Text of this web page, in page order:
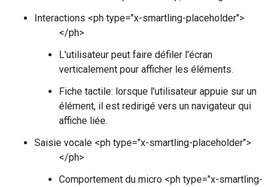
Interactions <ph type="x-smartling-placeholder">
</ph>
L'utilisateur peut faire défiler l'écran
verticalement pour afficher les éléments.
Fiche tactile: lorsque l'utilisateur appuie sur un
élément, il est redirigé vers un navigateur qui
affiche liée.
Saisie vocale <ph type="x-smartling-placeholder">
</ph>
Comportement du micro <ph type="x-smartling-